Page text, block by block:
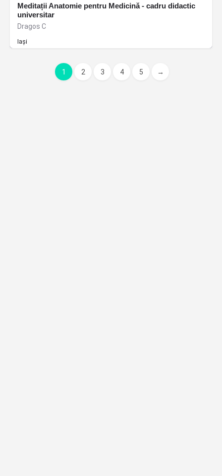
Meditații Anatomie pentru Medicină - cadru didactic
universitar
Dragos C
Iași
1 2 3 4 5 →